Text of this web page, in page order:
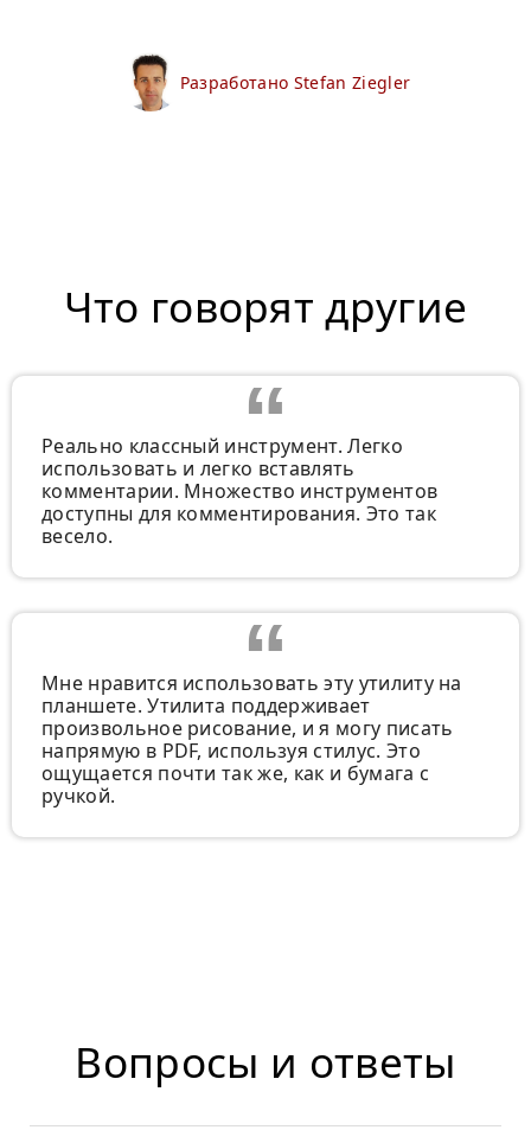
Разработано Stefan Ziegler
Что говорят другие
Реально классный инструмент. Легко
использовать и легко вставлять
комментарии. Множество инструментов
доступны для комментирования. Это так
весело.
Мне нравится использовать эту утилиту на
планшете. Утилита поддерживает
произвольное рисование, и я могу писать
напрямую в PDF, используя стилус. Это
ощущается почти так же, как и бумага с
ручкой.
Вопросы и ответы